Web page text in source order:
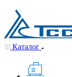
Каталог